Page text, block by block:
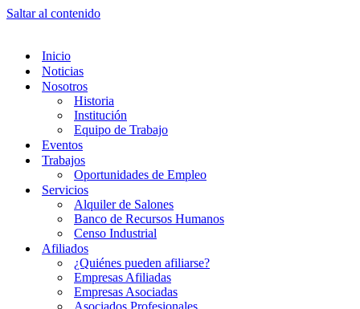
Saltar al contenido
Inicio
Noticias
Nosotros
Historia
Institución
Equipo de Trabajo
Eventos
Trabajos
Oportunidades de Empleo
Servicios
Alquiler de Salones
Banco de Recursos Humanos
Censo Industrial
Afiliados
¿Quiénes pueden afiliarse?
Empresas Afiliadas
Empresas Asociadas
Asociados Profesionales